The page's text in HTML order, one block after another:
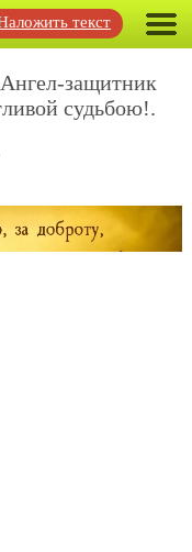
текст
защитник
судьбою!.